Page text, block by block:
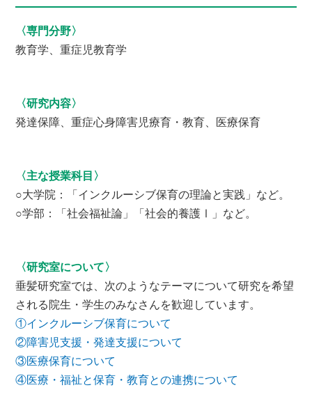
〈専門分野〉
教育学、重症児教育学
〈研究内容〉
発達保障、重症心身障害児療育・教育、医療保育
〈主な授業科目〉
○大学院：「インクルーシブ保育の理論と実践」など。
○学部：「社会福祉論」「社会的養護Ⅰ」など。
〈研究室について〉
垂髪研究室では、次のようなテーマについて研究を希望
される院生・学生のみなさんを歓迎しています。
①インクルーシブ保育について
②障害児支援・発達支援について
③医療保育について
④医療・福祉と保育・教育との連携について